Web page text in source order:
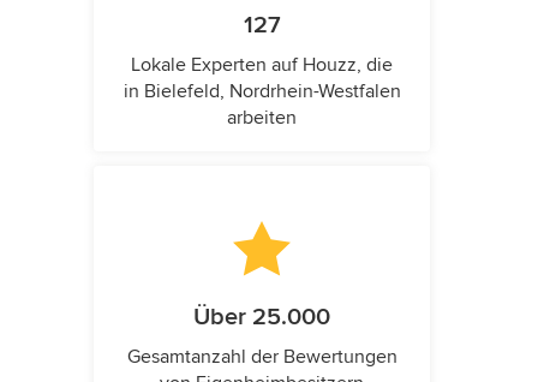
127
Lokale Experten auf Houzz, die
in Bielefeld, Nordrhein-Westfalen
arbeiten
Über 25.000
Gesamtanzahl der Bewertungen